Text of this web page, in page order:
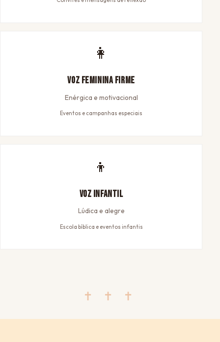
👩
Voz Feminina Firme
Enérgica e motivacional
Eventos e campanhas especiais
👦
Voz Infantil
Lúdica e alegre
Escola bíblica e eventos infantis
✝ ✝ ✝